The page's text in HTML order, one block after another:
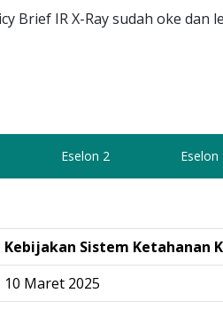
Brief IR X-Ray sudah oke dan
Eselon 2 Eselon
Kebijakan Sistem Ketahanan
10 Maret 2025